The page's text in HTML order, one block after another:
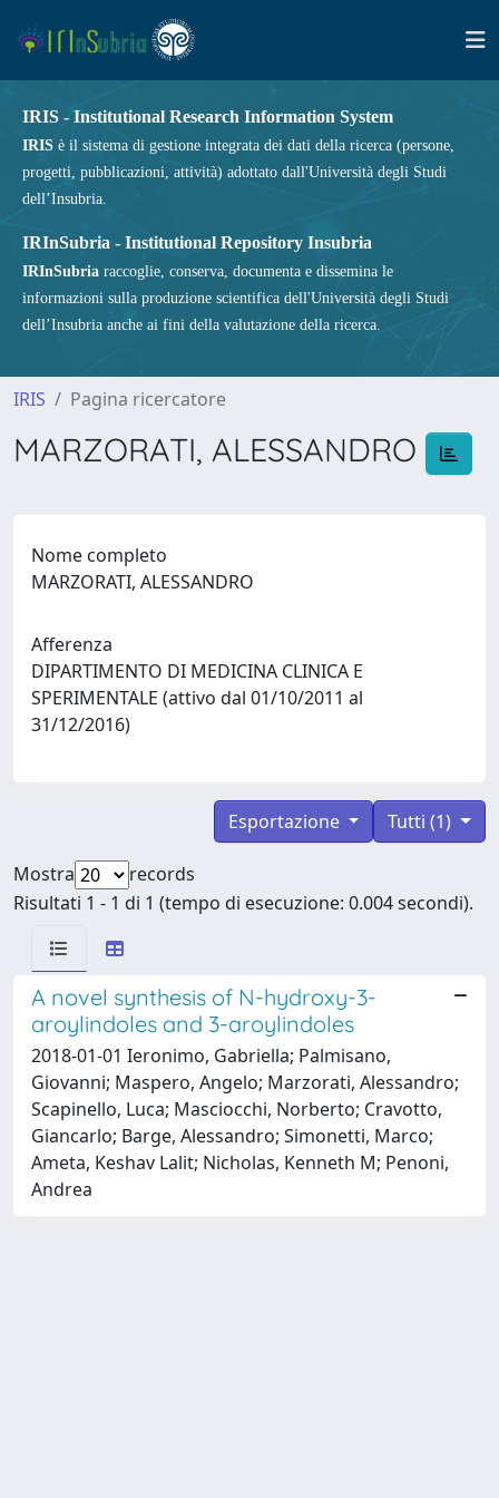
IRIS - Institutional Research Information System
IRIS è il sistema di gestione integrata dei dati della ricerca (persone,
progetti, pubblicazioni, attività) adottato dall'Università degli Studi
dell’Insubria.
IRInSubria - Institutional Repository Insubria
IRInSubria raccoglie, conserva, documenta e dissemina le
informazioni sulla produzione scientifica dell'Università degli Studi
dell’Insubria anche ai fini della valutazione della ricerca.
IRIS Pagina ricercatore
MARZORATI, ALESSANDRO
Nome completo
MARZORATI, ALESSANDRO
Afferenza
DIPARTIMENTO DI MEDICINA CLINICA E
SPERIMENTALE (attivo dal 01/10/2011 al
31/12/2016)
Tutti (1)
Esportazione
Mostra
records
Risultati 1 - 1 di 1 (tempo di esecuzione: 0.004 secondi).
A novel synthesis of N-hydroxy-3-
aroylindoles and 3-aroylindoles
2018-01-01 Ieronimo, Gabriella; Palmisano,
Giovanni; Maspero, Angelo; Marzorati, Alessandro;
Scapinello, Luca; Masciocchi, Norberto; Cravotto,
Giancarlo; Barge, Alessandro; Simonetti, Marco;
Ameta, Keshav Lalit; Nicholas, Kenneth M; Penoni,
Andrea